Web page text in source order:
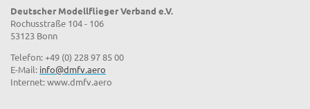
Deutscher Modellflieger Verband e.V.
Rochusstraße 104 - 106
53123 Bonn
Telefon: +49 (0) 228 97 85 00
E-Mail: info@dmfv.aero
Internet: www.dmfv.aero